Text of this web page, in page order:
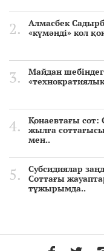
Алмасбек
«күмәнді» кол
Майдан
Қонаевтағы
жылға
мен..
Субсидиялар
Соттағы
тұжырымда..